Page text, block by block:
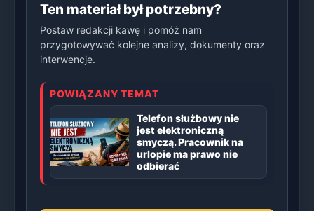
Ten materiał był potrzebny?
Postaw redakcji kawę i pomóż nam
przygotowywać kolejne analizy, dokumenty oraz
interwencje.
POWIĄZANY TEMAT
Telefon służbowy nie
jest elektroniczną
smyczą. Pracownik na
urlopie ma prawo nie
odbierać